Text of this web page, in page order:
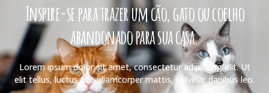
Inspire-se para trazer um cão, gato ou coelho
abandonado para sua casa.
Lorem ipsum dolor sit amet, consectetur adipiscing elit. Ut
elit tellus, luctus nec ullamcorper mattis, pulvinar dapibus leo.